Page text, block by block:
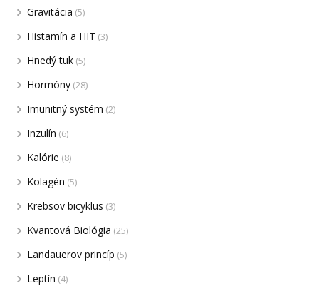
Gravitácia (5)
Histamín a HIT (3)
Hnedý tuk (5)
Hormóny (28)
Imunitný systém (2)
Inzulín (6)
Kalórie (8)
Kolagén (5)
Krebsov bicyklus (3)
Kvantová Biológia (25)
Landauerov princíp (5)
Leptín (4)